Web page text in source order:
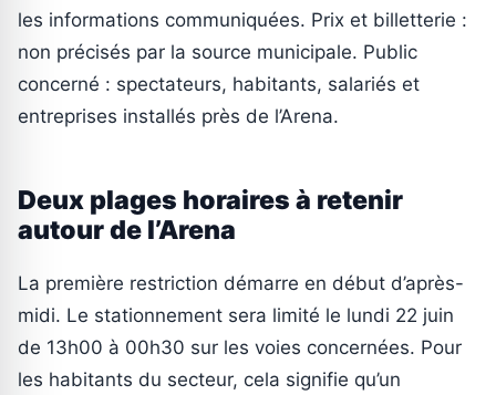
les informations communiquées. Prix et billetterie :
non précisés par la source municipale. Public
concerné : spectateurs, habitants, salariés et
entreprises installés près de l’Arena.
Deux plages horaires à retenir
autour de l’Arena
La première restriction démarre en début d’après-
midi. Le stationnement sera limité le lundi 22 juin
de 13h00 à 00h30 sur les voies concernées. Pour
les habitants du secteur, cela signifie qu’un